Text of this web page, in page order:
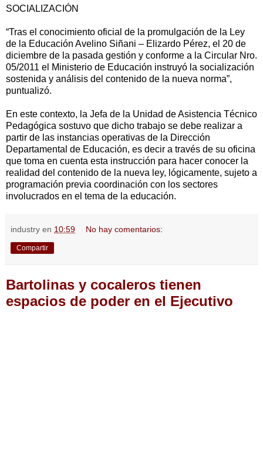
SOCIALIZACIÓN
“Tras el conocimiento oficial de la promulgación de la Ley
de la Educación Avelino Siñani – Elizardo Pérez, el 20 de
diciembre de la pasada gestión y conforme a la Circular Nro.
05/2011 el Ministerio de Educación instruyó la socialización
sostenida y análisis del contenido de la nueva norma”,
puntualizó.
En este contexto, la Jefa de la Unidad de Asistencia Técnico
Pedagógica sostuvo que dicho trabajo se debe realizar a
partir de las instancias operativas de la Dirección
Departamental de Educación, es decir a través de su oficina
que toma en cuenta esta instrucción para hacer conocer la
realidad del contenido de la nueva ley, lógicamente, sujeto a
programación previa coordinación con los sectores
involucrados en el tema de la educación.
industry en 10:59 No hay comentarios:
Compartir
Bartolinas y cocaleros tienen
espacios de poder en el Ejecutivo